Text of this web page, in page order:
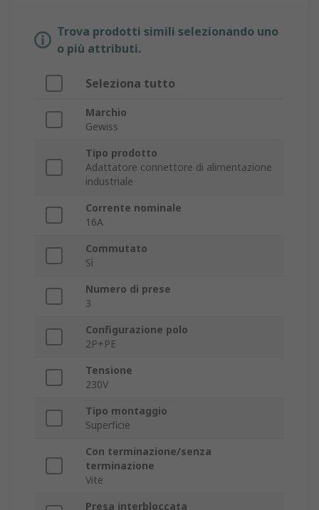
Trova prodotti simili selezionando uno
o più attributi.
Seleziona tutto
Marchio
Gewiss
Tipo prodotto
Adattatore connettore di alimentazione
industriale
Corrente nominale
16A
Commutato
Sì
Numero di prese
3
Configurazione polo
2P+PE
Tensione
230V
Tipo montaggio
Superficie
Con terminazione/senza
terminazione
Vite
Presa interbloccata